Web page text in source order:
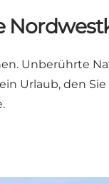
Unberührte
Urlaub, den